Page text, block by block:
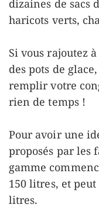
dizaines de sacs
haricots verts,
Si vous rajoutez
des pots de
remplir votre
rien de temps !
Pour avoir une
proposés par les
gamme
150 litres, et peut
litres.